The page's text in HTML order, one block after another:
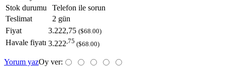
Stok durumu
Telefon ile sorun
Teslimat
2 gün
Fiyat
3.222,75 ($68.00)
Havale fiyatı 3.222,75 ($68.00)
Yorum yazOy ver: